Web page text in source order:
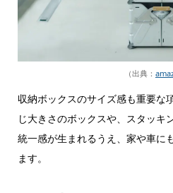
（出典：
収納ボックスのサイズ感も重要な
じ大きさのボックスや、スタッキ
統一感が生まれるうえ、家や車に
ます。